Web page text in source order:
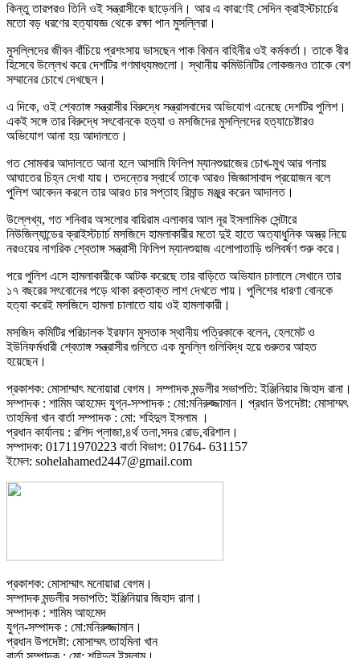
কিন্তু তারপরও তিনি ওই সন্ত্রাসীকে ছাড়েননি। আর এ কারণেই সেদিন ক্রাইস্টচার্চের
মতো বড় ধরণের হত্যাযজ্ঞ থেকে রক্ষা পান মুসল্লিরা।
মুসল্লিদের জীবন বাঁচিয়ে প্রশংসায় ভাসছেন পাক বিমান বাহিনীর ওই কর্মকর্তা। তাকে বীর
হিসেবে উল্লেখ করে দেশটির গণমাধ্যমগুলো। স্থানীয় কমিউনিটির লোকজনও তাকে বেশ
সম্মানের চোখে দেখছেন।
এ দিকে, ওই শ্বেতাঙ্গ সন্ত্রাসীর বিরুদ্ধে সন্ত্রাসবাদের অভিযোগ এনেছে দেশটির পুলিশ।
একই সঙ্গে তার বিরুদ্ধে সৎবোনকে হত্যা ও মসজিদের মুসল্লিদের হত্যাচেষ্টারও
অভিযোগ আনা হয় আদালতে।
গত সোমবার আদালতে আনা হলে আসামি ফিলিপ ম্যানশুয়াজের চোখ-মুখ আর গলায়
আঘাতের চিহ্ন দেখা যায়। তদন্তের স্বার্থে তাকে আরও জিজ্ঞাসাবাদ প্রয়োজন বলে
পুলিশ আবেদন করলে তার আরও চার সপ্তাহ রিমান্ড মঞ্জুর করেন আদালত।
উল্লেখ্য, গত শনিবার অসলোর বায়িরাম এলাকার আল নূর ইসলামিক সেন্টারে
নিউজিল্যান্ডের ক্রাইস্টচার্চ মসজিদে হামলাকারীর মতো দুই হাতে অত্যাধুনিক অস্ত্র নিয়ে
নরওয়ের নাগরিক শ্বেতাঙ্গ সন্ত্রাসী ফিলিপ ম্যানশুয়াজ এলোপাতাড়ি গুলিবর্ষণ শুরু করে।
পরে পুলিশ এসে হামলাকারীকে আটক করেছে তার বাড়িতে অভিযান চালালে সেখানে তার
১৭ বছরের সৎবোনের পড়ে থাকা রক্তাক্ত লাশ দেখতে পায়। পুলিশের ধারণা বোনকে
হত্যা করেই মসজিদে হামলা চালাতে যায় ওই হামলাকারী।
মসজিদ কমিটির পরিচালক ইরফান মুসতাক স্থানীয় পত্রিকাকে বলেন, হেলমেট ও
ইউনিফর্মধারী শ্বেতাঙ্গ সন্ত্রাসীর গুলিতে এক মুসল্লি গুলিবিদ্ধ হয়ে গুরুতর আহত
হয়েছেন।
প্রকাশক: মোসাম্মাৎ মনোয়ারা বেগম। সম্পাদক মন্ডলীর সভাপতি: ইঞ্জিনিয়ার জিহাদ রানা।
সম্পাদক : শামিম আহমেদ যুগ্ন-সম্পাদক : মো:মনিরুজ্জামান। প্রধান উপদেষ্টা: মোসাম্মৎ
তাহমিনা খান বার্তা সম্পাদক : মো: শহিদুল ইসলাম ।
প্রধান কার্যালয় : রশিদ প্লাজা,৪র্থ তলা,সদর রোড,বরিশাল।
সম্পাদক: 01711970223 বার্তা বিভাগ: 01764- 631157
ইমেল: sohelahamed2447@gmail.com
প্রকাশক: মোসাম্মাৎ মনোয়ারা বেগম।
সম্পাদক মন্ডলীর সভাপতি: ইঞ্জিনিয়ার জিহাদ রানা।
সম্পাদক : শামিম আহমেদ
যুগ্ন-সম্পাদক : মো:মনিরুজ্জামান।
প্রধান উপদেষ্টা: মোসাম্মৎ তাহমিনা খান